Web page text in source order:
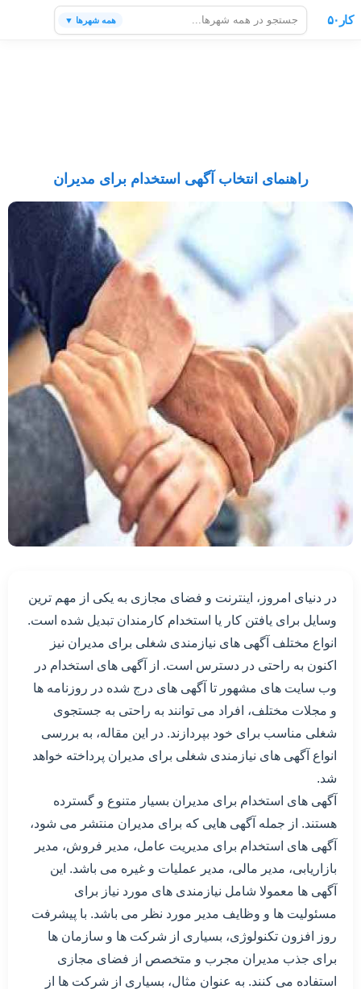
کار۵۰ همه شهرها ▼
راهنمای انتخاب آگهی استخدام برای مدیران
در دنیای امروز، اینترنت و فضای مجازی به یکی از مهم ترین
وسایل برای یافتن کار یا استخدام کارمندان تبدیل شده است.
انواع مختلف آگهی های نیازمندی شغلی برای مدیران نیز
اکنون به راحتی در دسترس است. از آگهی های استخدام در
وب سایت های مشهور تا آگهی های درج شده در روزنامه ها
و مجلات مختلف، افراد می توانند به راحتی به جستجوی
شغلی مناسب برای خود بپردازند. در این مقاله، به بررسی
انواع آگهی های نیازمندی شغلی برای مدیران پرداخته خواهد
شد.
آگهی های استخدام برای مدیران بسیار متنوع و گسترده
هستند. از جمله آگهی هایی که برای مدیران منتشر می شود،
آگهی های استخدام برای مدیریت عامل، مدیر فروش، مدیر
بازاریابی، مدیر مالی، مدیر عملیات و غیره می باشد. این
آگهی ها معمولا شامل نیازمندی های مورد نیاز برای
مسئولیت ها و وظایف مدیر مورد نظر می باشد. با پیشرفت
روز افزون تکنولوژی، بسیاری از شرکت ها و سازمان ها
برای جذب مدیران مجرب و متخصص از فضای مجازی
استفاده می کنند. به عنوان مثال، بسیاری از شرکت ها از